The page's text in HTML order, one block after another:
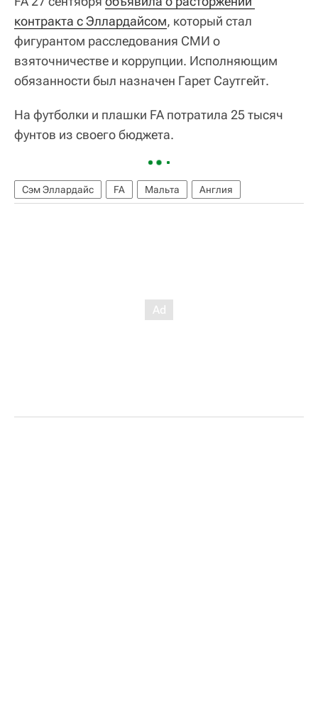
контракта с Эллардайсом, который стал
фигурантом расследования СМИ о
взяточничестве и коррупции. Исполняющим
обязанности был назначен Гарет Саутгейт.
На футболки и плашки FA потратила 25 тысяч
фунтов из своего бюджета.
Сэм Эллардайс FA Мальта Англия